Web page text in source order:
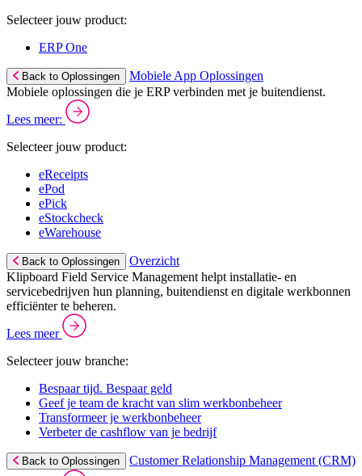
Selecteer jouw product:
ERP One
Back to Oplossingen
Mobiele App Oplossingen
Mobiele oplossingen die je ERP verbinden met je buitendienst.
Lees meer:
Selecteer jouw product:
eReceipts
ePod
ePick
eStockcheck
eWarehouse
Back to Oplossingen
Overzicht
Klipboard Field Service Management helpt installatie- en
servicebedrijven hun planning, buitendienst en digitale werkbonnen
efficiënter te beheren.
Lees meer
Selecteer jouw branche:
Bespaar tijd. Bespaar geld
Geef je team de kracht van slim werkbonbeheer
Transformeer je werkbonbeheer
Verbeter de cashflow van je bedrijf
Back to Oplossingen Customer Relationship Management (CRM)